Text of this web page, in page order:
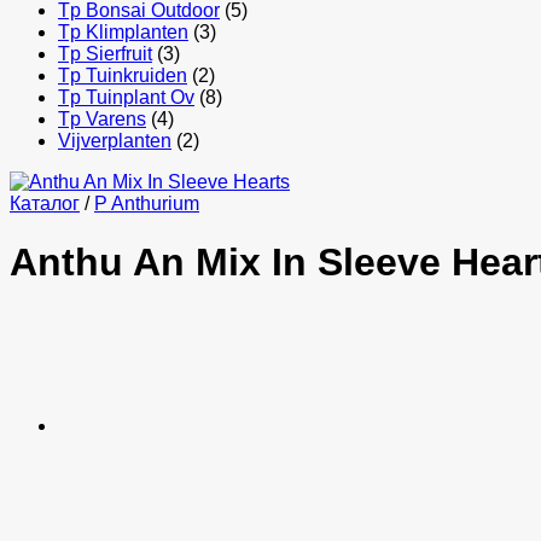
Tp Bonsai Outdoor (5)
Tp Klimplanten (3)
Tp Sierfruit (3)
Tp Tuinkruiden (2)
Tp Tuinplant Ov (8)
Tp Varens (4)
Vijverplanten (2)
Каталог / P Anthurium
Anthu An Mix In Sleeve